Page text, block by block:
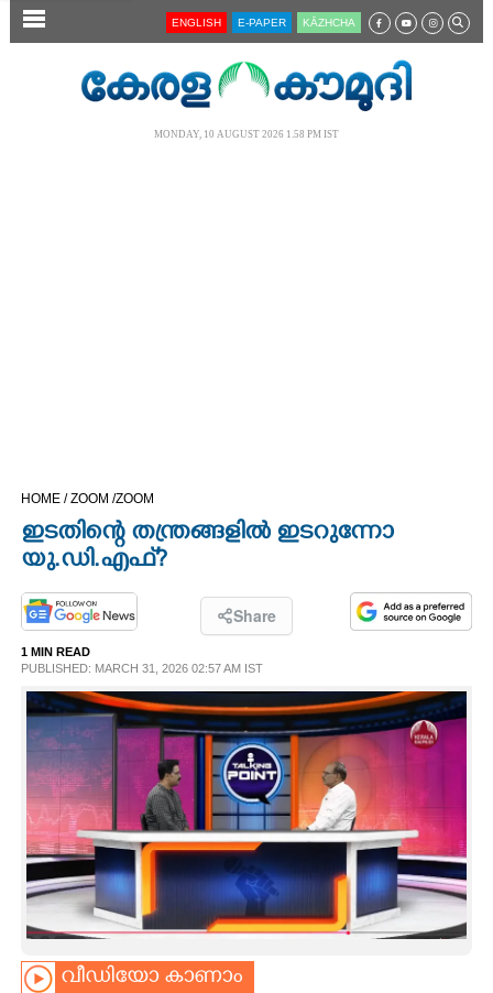
SECTIONS
OPINION
LIFESTYLE
SPIRITUAL
INFO+
ART
ASTRO
ENGLISH E-PAPER KĀZHCHA
MONDAY, 10 AUGUST 2026 1.58 PM IST
HOME /ZOOM /ZOOM
ഇടതിന്റെ തന്ത്രങ്ങളിൽ ഇടറുന്നോ
യു.ഡി.എഫ്?
Share
1 MIN READ
PUBLISHED: MARCH 31, 2026 02:57 AM IST
വീഡിയോ കാണാം